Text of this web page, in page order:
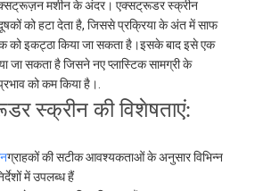
मशीन के अंदर। एक्सट्रूडर स्क्रीन
को हटा देता है, जिससे प्रक्रिया के अंत में साफ
को इकट्ठा किया जा सकता है।इसके बाद इसे एक
जा सकता है जिसने नए प्लास्टिक सामग्री के
को कम किया है।.
स्क्रीन की विशेषताएं:
ग्राहकों की सटीक आवश्यकताओं के अनुसार विभिन्न
में उपलब्ध हैं